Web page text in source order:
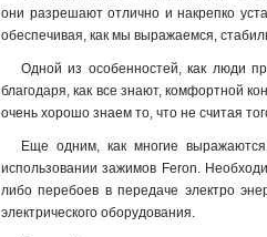
они разрешают отлично и накрепко
обеспечивая, как мы выражаемся,
Одной из особенностей, как люди
благодаря, как все знают, комфортной
очень хорошо знаем то, что не считая
Еще одним, как многие
использовании зажимов Feron.
либо перебоев в передаче электро
электрического оборудования.